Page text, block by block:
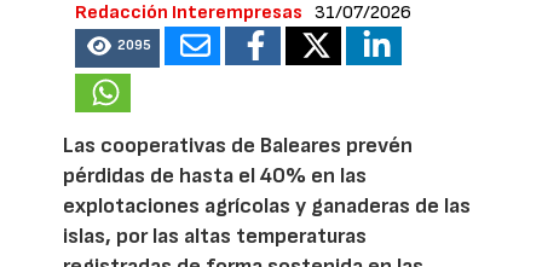
Redacción Interempresas 31/07/2026
2095
Las cooperativas de Baleares prevén
pérdidas de hasta el 40% en las
explotaciones agrícolas y ganaderas de las
islas, por las altas temperaturas